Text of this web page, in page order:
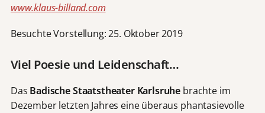
www.klaus-billand.com
Besuchte Vorstellung: 25. Oktober 2019
Viel Poesie und Leidenschaft…
Das Badische Staatstheater Karlsruhe brachte im
Dezember letzten Jahres eine überaus phantasievolle